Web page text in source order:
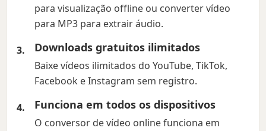
para visualização offline ou converter vídeo
para MP3 para extrair áudio.
Downloads gratuitos ilimitados
Baixe vídeos ilimitados do YouTube, TikTok,
Facebook e Instagram sem registro.
Funciona em todos os dispositivos
O conversor de vídeo online funciona em